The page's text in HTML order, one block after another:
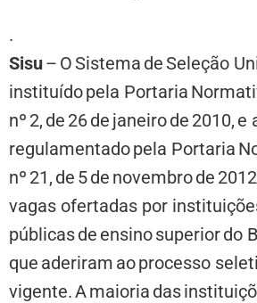
.
Sisu– O Sistema de Seleção
instituído pela Portaria
nº 2, de 26 de janeiro de 2010,
regulamentado pela Portaria
nº 21, de 5 de novembro de
vagas ofertadas por
públicas de ensino superior do
que aderiram ao processo
vigente. A maioria das